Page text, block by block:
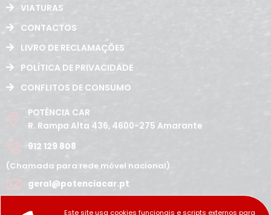
VIATURAS
CONTACTOS
LIVRO DE RECLAMAÇÕES
POLÍTICA DE PRIVACIDADE
CONFLITOS DE CONSUMO
POTÊNCIA CAR
R. Rampa Alta 436, 4600-275 Amarante
912 129 808
(Chamada para rede móvel nacional)
geral@potenciacar.pt
Este site usa cookies funcionais e scripts externos para